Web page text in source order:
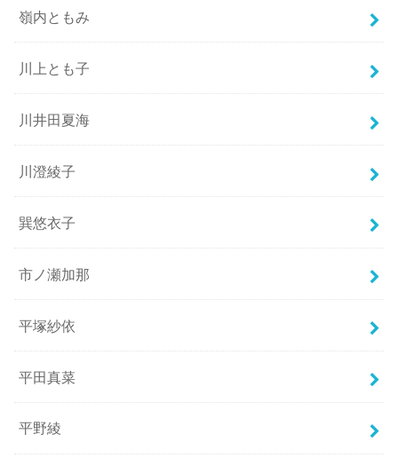
嶺内ともみ
川上とも子
川井田夏海
川澄綾子
巽悠衣子
市ノ瀬加那
平塚紗依
平田真菜
平野綾